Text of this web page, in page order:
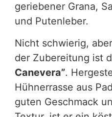
geriebener Grana,
und Putenleber.
Nicht schwierig,
der Zubereitung ist
Canevera”.
Hühnerrasse aus
guten Geschmack